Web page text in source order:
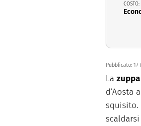
COSTO:
Pubblicato: 17
La
d’Aosta
squisito.